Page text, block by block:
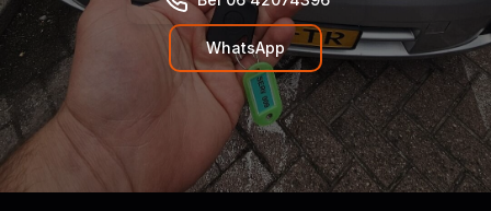
WhatsApp